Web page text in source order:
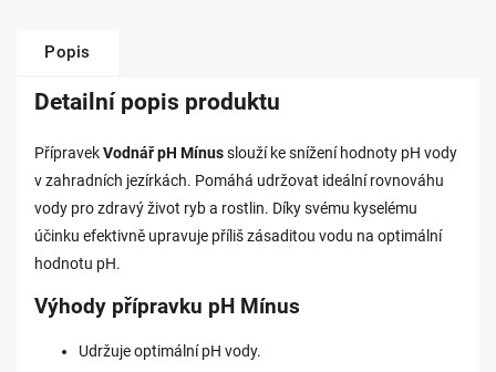
Popis
Detailní popis produktu
PřípravekVodnářpH Mínusslouží ke snížení hodnoty pH vody
v zahradních jezírkách. Pomáhá udržovat ideální rovnováhu
vody pro zdravý život ryb a rostlin. Díky svému kyselému
účinku efektivně upravuje příliš zásaditou vodu na optimální
hodnotu pH.
Výhody přípravku pH Mínus
Udržuje optimální pH vody.